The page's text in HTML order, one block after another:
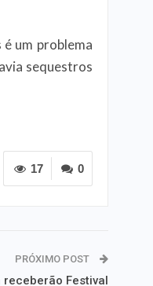
um problema
sequestros
0
17
PRÓXIMO POST
receberão Festival